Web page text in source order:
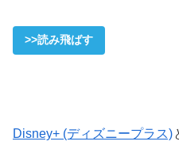
>>読み飛ばす
Disney+ (ディズニープラス)